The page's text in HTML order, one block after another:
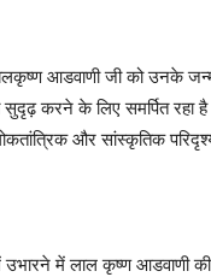
आडवाणी जी को उनके
करने के लिए समर्पित रहा
और सांस्कृतिक
में लाल कृष्ण आडवाणी